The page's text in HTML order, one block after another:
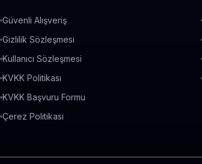
Güvenli Alışveriş
Gizlilik Sözleşmesi
Kullanıcı Sözleşmesi
KVKK Politikası
KVKK Başvuru Formu
Çerez Politikası